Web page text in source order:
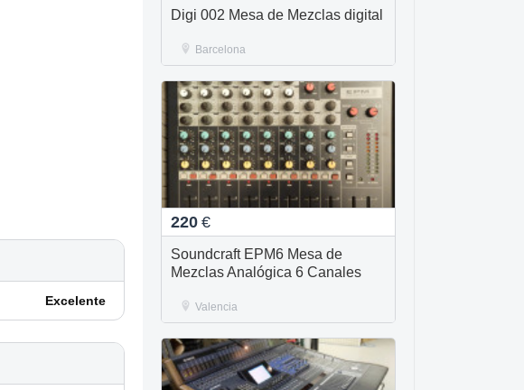
Excelente
Digi 002 Mesa de Mezclas digital
Barcelona
220 €
Soundcraft EPM6 Mesa de
Mezclas Analógica 6 Canales
Valencia